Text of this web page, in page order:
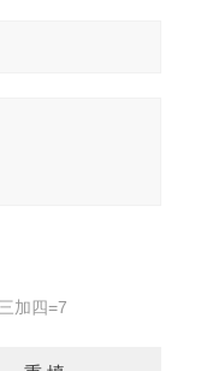
加四=7